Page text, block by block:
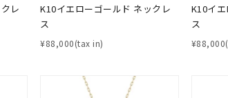
ライン
フラワー
その他
グリーン イエロー
絞り込んで検索する
レ
K10イエローゴールド ネックレ
ス
¥88,000(tax in)
K10イ
ス